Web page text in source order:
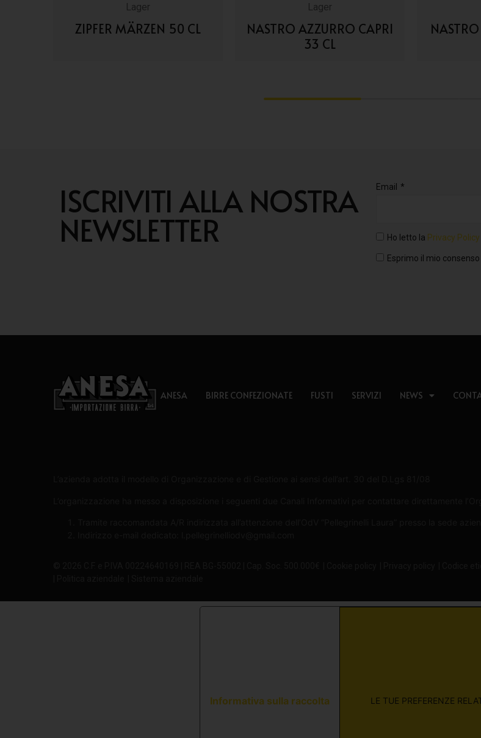
Lager
ZIPFER MÄRZEN 50 CL
Lager
NASTRO AZZURRO CAPRI
33 CL
ISCRIVITI ALLA NOSTRA
NEWSLETTER
Email
Ho letto la Privacy Policy
Esprimo il mio
ANESA BIRRE CONFEZIONATE FUSTI SERVIZI NEWS
Informativa sulla raccolta LE TUE PREFERENZE